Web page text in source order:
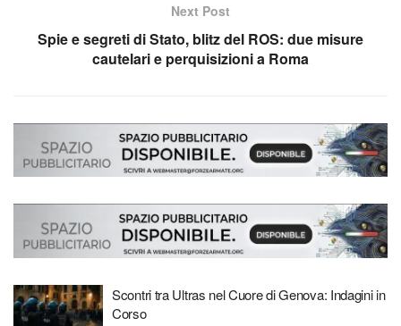
Next Post
Spie e segreti di Stato, blitz del ROS: due misure
cautelari e perquisizioni a Roma
Scontri tra Ultras nel Cuore di Genova: Indagini in
Corso